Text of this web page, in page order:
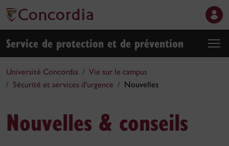
Service de protection et de prévention
Université Concordia
Vie sur le campus
Sécurité et services d'urgence
Nouvelles
Nouvelles & conseils